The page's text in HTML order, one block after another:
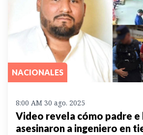
NACIONALES
8:00 AM 30 ago. 2025
Video revela cómo padre e
asesinaron a ingeniero en